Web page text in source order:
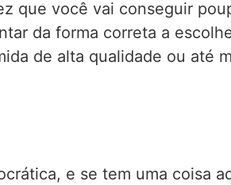
que você vai conseguir
da forma correta a
de alta qualidade ou até
e se tem uma coisa